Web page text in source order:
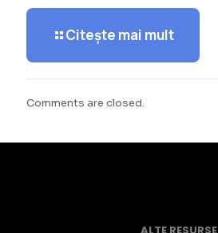
Citește mai mult
Comments are closed.